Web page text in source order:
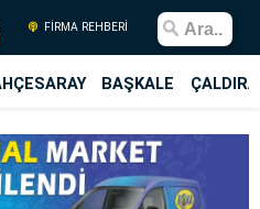
FİRMA REHBERİ
BAŞKALE